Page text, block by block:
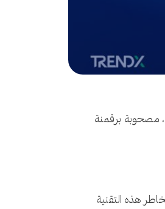
مصحوبة برقمنة
هذه التقنية